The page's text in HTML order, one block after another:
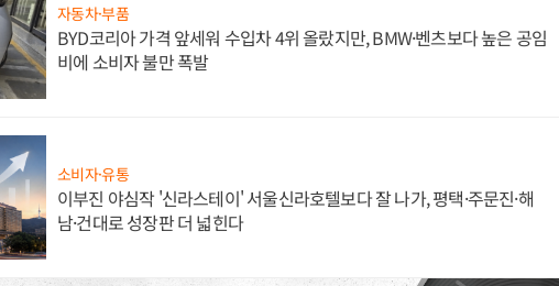
자동차·부품
BYD코리아 가격 앞세워 수입차 4위 올랐지만, BMW·벤츠보다 높은 공임
비에 소비자 불만 폭발
소비자·유통
이부진 야심작 '신라스테이' 서울신라호텔보다 잘 나가, 평택·주문진·해
남·건대로 성장판 더 넓힌다